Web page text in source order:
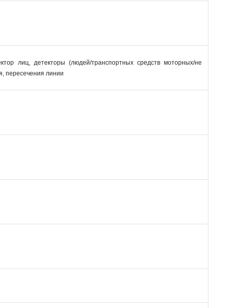
лиц, детекторы (людей/транспортных средств моторных/не
пересечения линии